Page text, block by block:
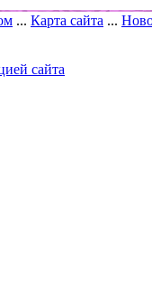
... Карта сайта ...
сайта